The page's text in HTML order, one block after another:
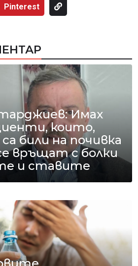
Pinterest
Имах
които,
били на почивка
връщат с болки
и ставите